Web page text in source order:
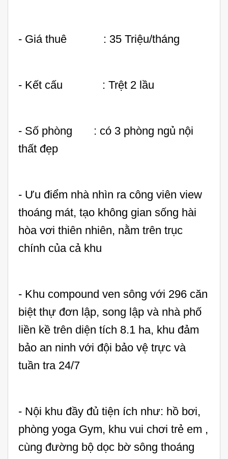
- Giá thuê : 35 Triệu/tháng
- Kết cấu : Trệt 2 lầu
- Số phòng : có 3 phòng ngủ nội
thất đẹp
- Ưu điểm nhà nhìn ra công viên view
thoáng mát, tạo không gian sống hài
hòa vơi thiên nhiên, nằm trên trục
chính của cả khu
- Khu compound ven sông với 296 căn
biệt thự đơn lập, song lập và nhà phố
liền kề trên diện tích 8.1 ha, khu đảm
bảo an ninh với đội bảo vệ trực và
tuần tra 24/7
- Nội khu đầy đủ tiện ích như: hồ bơi,
phòng yoga Gym, khu vui chơi trẻ em ,
cùng đường bộ dọc bờ sông thoáng